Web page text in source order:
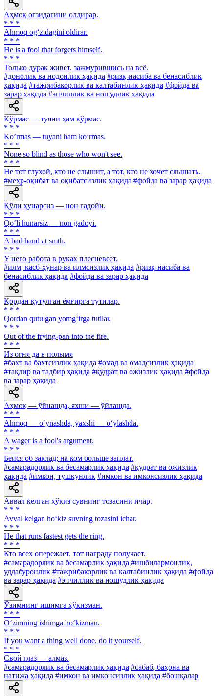
Аҳмоқ оғзидагини олдирар.
* * *
Ahmoq og‘zidagini oldirar.
* * *
He is a fool that forgets himself.
* * *
Только дурак живет, зажмурившись на всё.
#донолик ва нодонлик ҳақида #ризқ-насиба ва бенасиблик
ҳақида #тажрибакорлик ва калтабинлик ҳақида #фойда ва
зарар ҳақида #эпчиллик ва ношудлик ҳақида
Кўрмас — туяни ҳам кўрмас.
* * *
Koʼrmas — tuyani ham koʼrmas.
* * *
None so blind as those who won't see.
* * *
He тот глухой, кто не слышит, а тот, кто не хочет слышать.
#меҳр-оқибат ва оқибатсизлик ҳақида #фойда ва зарар ҳақида
Қўли ҳунарсиз — нон гадойи.
* * *
Qo‘li hunarsiz — non gadoyi.
* * *
A bad hand at smth.
* * *
У него работа в руках плесневеет.
#илм, касб-ҳунар ва илмсизлик ҳақида #ризқ-насиба ва
бенасиблик ҳақида #фойда ва зарар ҳақида
Қордан қутулган ёмғирга тутилар.
* * *
Qordan qutulgan yomg‘irga tutilar.
* * *
Out of the frying-pan into the fire.
* * *
Из огня да в полымя
#бахт ва бахтсизлик ҳақида #омад ва омадсизлик ҳақида
#тақдир ва тадбир ҳақида #қудрат ва ожизлик ҳақида #фойда
ва зарар ҳақида
Аҳмоқ — ўйнашда, яхши — ўйлашда.
* * *
Ahmoq — o‘ynashda, yaxshi — o‘ylashda.
* * *
A wager is a fool's argument.
* * *
Бейся об заклад; на ком больше заплат.
#самарадорлик ва бесамарлик ҳақида #қудрат ва ожизлик
ҳақида #имкон, тушкунлик #имкон ва имконсизлик ҳақида
Аввал келган ҳўкиз сувнинг тозасини ичар.
* * *
Avval kelgan ho‘kiz suvning tozasini ichar.
* * *
Не that runs fastest gets the ring.
* * *
Кто всех опережает, тот награду получает.
#самарадорлик ва бесамарлик ҳақида #ишбилармонлик,
уддабуронлик #тажрибакорлик ва калтабинлик ҳақида #фойда
ва зарар ҳақида #эпчиллик ва ношудлик ҳақида
Ўзимнинг ишимга ҳўкизман.
* * *
O‘zimning ishimga ho‘kizman.
* * *
If you want a thing well done, do it yourself.
* * *
Свой глаз — алмаз.
#самарадорлик ва бесамарлик ҳақида #сабаб, баҳона ва
натижа ҳақида #имкон ва имконсизлик ҳақида #бошқалар